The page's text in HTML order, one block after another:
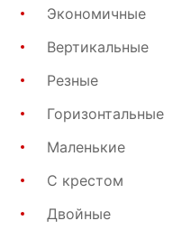
Экономичные
Вертикальные
Резные
Горизонтальные
Маленькие
С крестом
Двойные